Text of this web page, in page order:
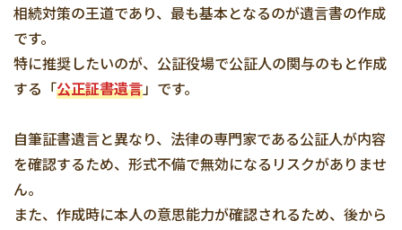
相続対策の王道であり、最も基本となるのが遺言書の作成
です。
特に推奨したいのが、公証役場で公証人の関与のもと作成
する「公正証書遺言」です。
自筆証書遺言と異なり、法律の専門家である公証人が内容
を確認するため、形式不備で無効になるリスクがありませ
ん。
また、作成時に本人の意思能力が確認されるため、後から